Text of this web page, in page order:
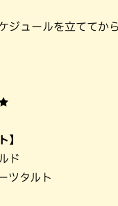
ジュールを立ててか
】
ド
ツタルト